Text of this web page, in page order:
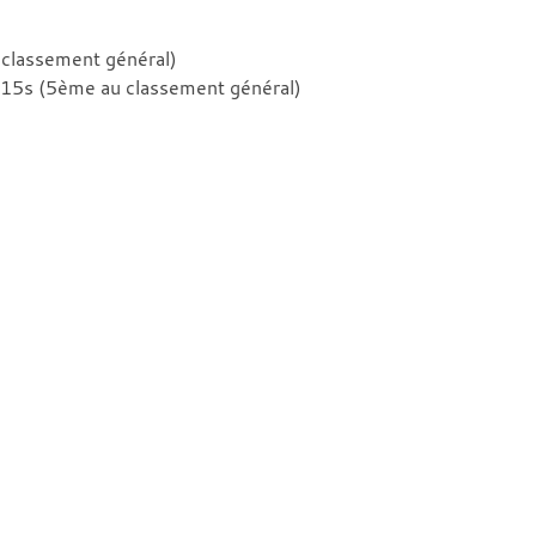
général)
(5ème au classement général)